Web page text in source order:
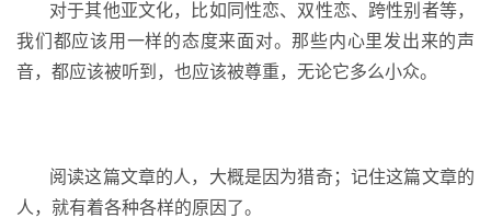
对于其他亚文化，比如同性恋、双性恋、跨性别者等，
我们都应该用一样的态度来面对。那些内心里发出来的声
音，都应该被听到，也应该被尊重，无论它多么小众。
阅读这篇文章的人，大概是因为猎奇；记住这篇文章的
人，就有着各种各样的原因了。